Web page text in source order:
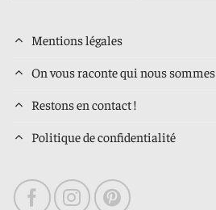
Mentions légales
On vous raconte qui nous sommes
Restons en contact !
Politique de confidentialité